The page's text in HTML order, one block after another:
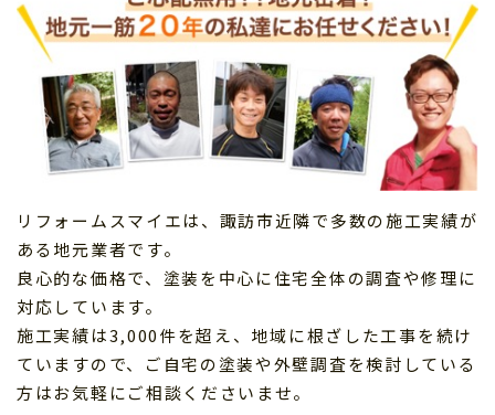
リフォームスマイエは、諏訪市近隣で多数の施工実績が
ある地元業者です。
良心的な価格で、塗装を中心に住宅全体の調査や修理に
対応しています。
施工実績は3,000件を超え、地域に根ざした工事を続け
ていますので、ご自宅の塗装や外壁調査を検討している
方はお気軽にご相談くださいませ。